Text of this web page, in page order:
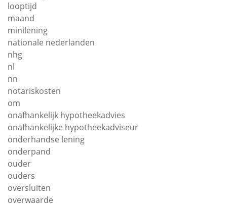
looptijd
maand
minilening
nationale nederlanden
nhg
nl
nn
notariskosten
om
onafhankelijk hypotheekadvies
onafhankelijke hypotheekadviseur
onderhandse lening
onderpand
ouder
ouders
oversluiten
overwaarde